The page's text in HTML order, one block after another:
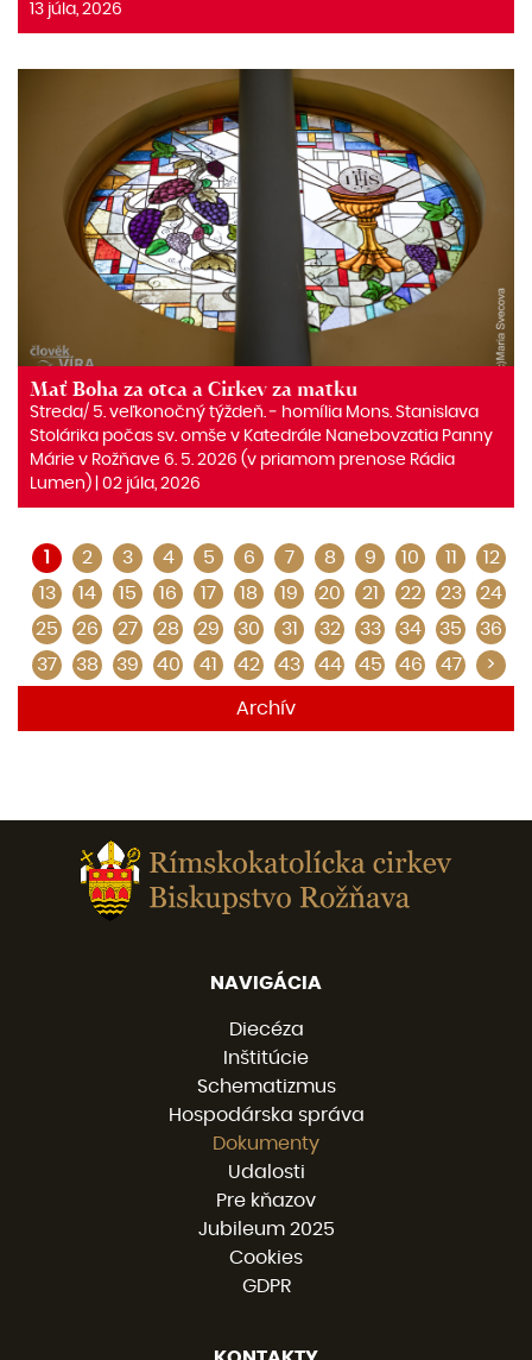
13 júla, 2026
Mať Boha za otca a Cirkev za matku
Streda/ 5. veľkonočný týždeň. ‒ homília Mons. Stanislava
Stolárika počas sv. omše v Katedrále Nanebovzatia Panny
Márie v Rožňave 6. 5. 2026 (v priamom prenose Rádia
Lumen) | 02 júla, 2026
1 2 3 4 5 6 7 8 9 10 11
12
13
14 15 16 17 18 19 20 21 22 23
24
25
26 27 28 29 30 31 32 33 34 35
36
37
38 39 40 41 42 43 44 45 46 47 >
Archív
NAVIGÁCIA
Diecéza
Inštitúcie
Schematizmus
Hospodárska správa
Dokumenty
Udalosti
Pre kňazov
Jubileum 2025
Cookies
GDPR